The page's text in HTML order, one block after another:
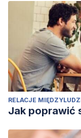
RELACJE
Jak poprawić